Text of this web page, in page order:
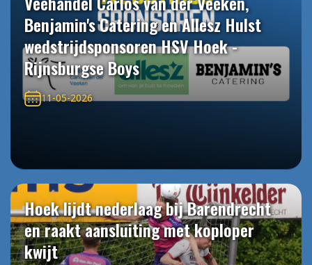
Benjamin's Catering en Allesz Hulst
wedstrijdsponsoren HSV Hoek -
Rijnsburgse Boys
11-05-2026
Hoek lijdt nederlaag bij Barendrecht
en raakt aansluiting met koploper
kwijt